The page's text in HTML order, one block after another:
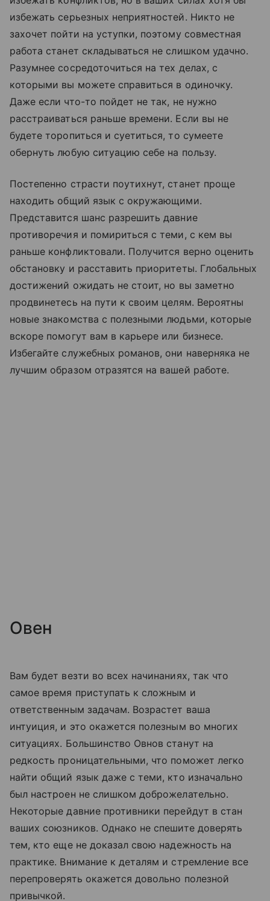
избежать серьезных неприятностей. Никто не
захочет пойти на уступки, поэтому совместная
работа станет складываться не слишком удачно.
Разумнее сосредоточиться на тех делах, с
которыми вы можете справиться в одиночку.
Даже если что-то пойдет не так, не нужно
расстраиваться раньше времени. Если вы не
будете торопиться и суетиться, то сумеете
обернуть любую ситуацию себе на пользу.
Постепенно страсти поутихнут, станет проще
находить общий язык с окружающими.
Представится шанс разрешить давние
противоречия и помириться с теми, с кем вы
раньше конфликтовали. Получится верно оценить
обстановку и расставить приоритеты. Глобальных
достижений ожидать не стоит, но вы заметно
продвинетесь на пути к своим целям. Вероятны
новые знакомства с полезными людьми, которые
вскоре помогут вам в карьере или бизнесе.
Избегайте служебных романов, они наверняка не
лучшим образом отразятся на вашей работе.
Овен
Вам будет везти во всех начинаниях, так что
самое время приступать к сложным и
ответственным задачам. Возрастет ваша
интуиция, и это окажется полезным во многих
ситуациях. Большинство Овнов станут на
редкость проницательными, что поможет легко
найти общий язык даже с теми, кто изначально
был настроен не слишком доброжелательно.
Некоторые давние противники перейдут в стан
ваших союзников. Однако не спешите доверять
тем, кто еще не доказал свою надежность на
практике. Внимание к деталям и стремление все
перепроверять окажется довольно полезной
привычкой.